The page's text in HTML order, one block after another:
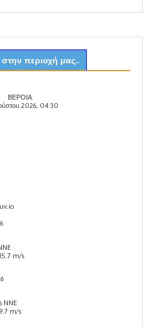
περιοχή μας..
ΒΕΡΟΙΑ
2026, 04:30
m/s
NNE
m/s